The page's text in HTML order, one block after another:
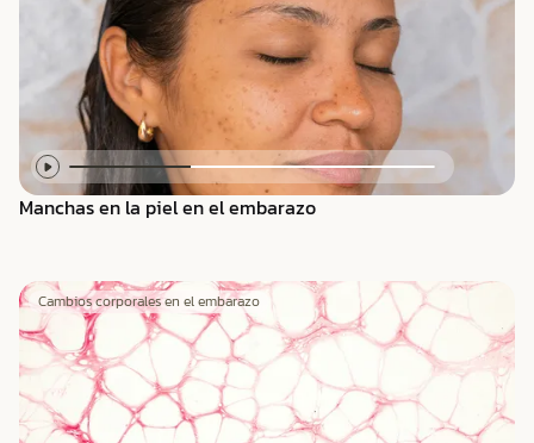
Manchas en la piel en el embarazo
Cambios corporales en el embarazo